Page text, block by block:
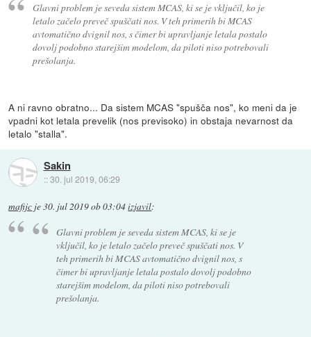
Glavni problem je seveda sistem MCAS, ki se je vključil, ko je
letalo začelo preveč spuščati nos. V teh primerih bi MCAS
avtomatično dvignil nos, s čimer bi upravljanje letala postalo
dovolj podobno starejšim modelom, da piloti niso potrebovali
prešolanja.
A ni ravno obratno... Da sistem MCAS "spušča nos", ko meni da je
vpadni kot letala prevelik (nos previsoko) in obstaja nevarnost da
letalo "stalla".
Sakin
::30. jul 2019, 06:29
mafijc je30. jul 2019 ob 03:04izjavil:
Glavni problem je seveda sistem MCAS, ki se je
vključil, ko je letalo začelo preveč spuščati nos. V
teh primerih bi MCAS avtomatično dvignil nos, s
čimer bi upravljanje letala postalo dovolj podobno
starejšim modelom, da piloti niso potrebovali
prešolanja.